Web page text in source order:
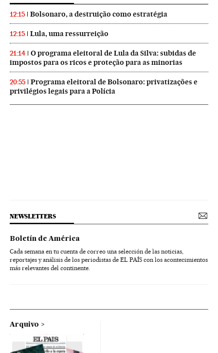
12:15 Bolsonaro, a destruição como estratégia
12:15 Lula, uma ressurreição
21:14
O programa eleitoral de Lula da Silva: subidas de
impostos para os ricos e proteção para as minorias
20:55
Programa eleitoral de Bolsonaro: privatizações e
privilégios legais para a Polícia
NEWSLETTERS
Boletín de América
Cada semana en tu cuenta de correo una selección de las noticias,
reportajes y análisis de los periodistas de EL PAÍS con los acontecimientos
más relevantes del continente.
Arquivo